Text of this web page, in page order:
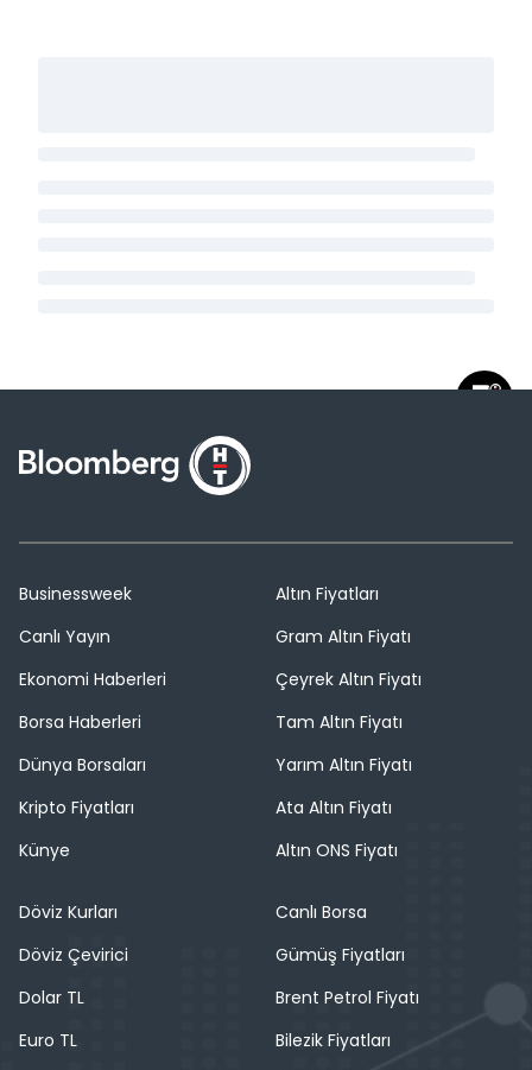
Businessweek
Canlı Yayın
Ekonomi Haberleri
Borsa Haberleri
Dünya Borsaları
Kripto Fiyatları
Künye
Altın Fiyatları
Gram Altın Fiyatı
Çeyrek Altın Fiyatı
Tam Altın Fiyatı
Yarım Altın Fiyatı
Ata Altın Fiyatı
Altın ONS Fiyatı
Döviz Kurları
Döviz Çevirici
Dolar TL
Euro TL
Canlı Borsa
Gümüş Fiyatları
Brent Petrol Fiyatı
Bilezik Fiyatları